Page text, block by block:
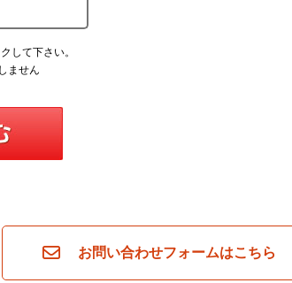
して下さい。
ません
お問い合わせフォームはこちら